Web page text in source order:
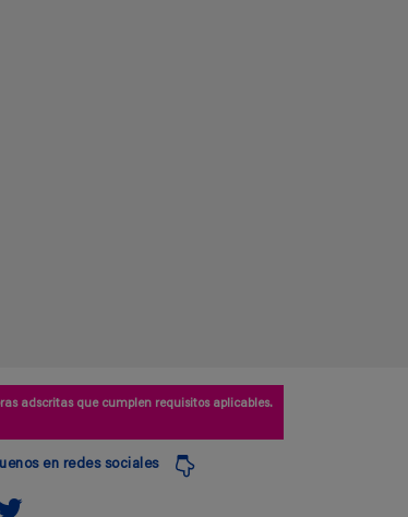
adscritas que cumplen requisitos aplicables.
en redes sociales